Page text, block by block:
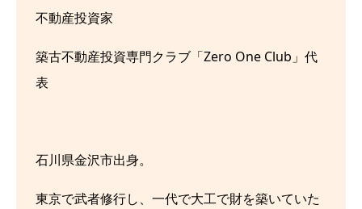
不動産投資家
築古不動産投資専門クラブ「Zero One Club」代
表
石川県金沢市出身。
東京で武者修行し、一代で大工で財を築いていた